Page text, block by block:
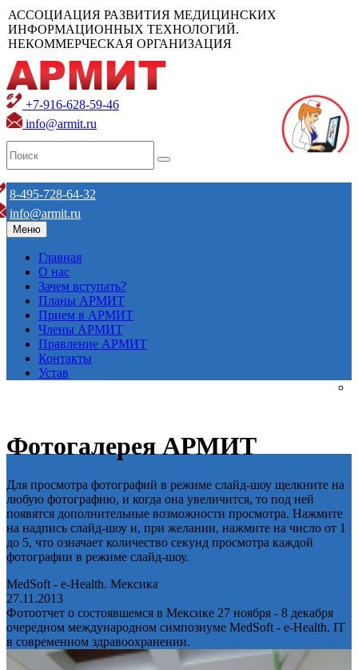
АССОЦИАЦИЯ РАЗВИТИЯ МЕДИЦИНСКИХ
ИНФОРМАЦИОННЫХ ТЕХНОЛОГИЙ.
НЕКОММЕРЧЕСКАЯ ОРГАНИЗАЦИЯ
+7-916-628-59-46
info@armit.ru
8-495-728-64-32
info@armit.ru
Меню
Главная
О нас
Зачем вступать?
Планы АРМИТ
Прием в АРМИТ
Члены АРМИТ
Правление АРМИТ
Контакты
Устав
Фотогалерея АРМИТ
Для просмотра фотографий в режиме слайд-шоу щелкните на
любую фотографию, и когда она увеличится, то под ней
появятся дополнительные возможности просмотра. Нажмите
на надпись слайд-шоу и, при желании, нажмите на число от 1
до 5, что означает количество секунд просмотра каждой
фотографии в режиме слайд-шоу.
MedSoft - e-Health. Мексика
27.11.2013
Фотоотчет о состоявшемся в Мексике 27 ноября - 8 декабря
очередном международном симпозиуме MedSoft - e-Health. IT
в современном здравоохранении.